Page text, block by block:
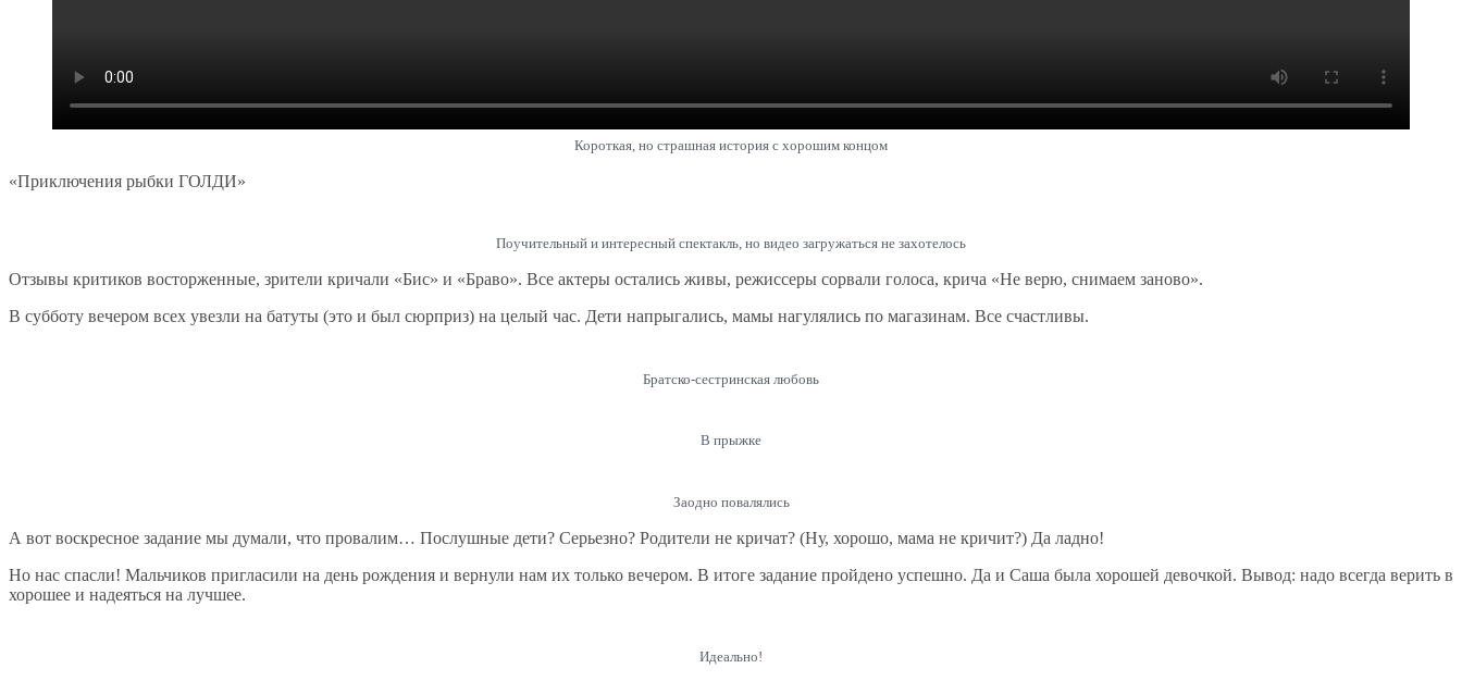
Короткая, но страшная история с хорошим концом
«Приключения рыбки ГОЛДИ»
Поучительный и интересный спектакль, но видео загружаться не захотелось
Отзывы критиков восторженные, зрители кричали «Бис» и «Браво». Все актеры остались живы, режиссеры сорвали голоса, крича «Не верю, снимаем заново».
В субботу вечером всех увезли на батуты (это и был сюрприз) на целый час. Дети напрыгались, мамы нагулялись по магазинам. Все счастливы.
Братско-сестринская любовь
В прыжке
Заодно повалялись
А вот воскресное задание мы думали, что провалим… Послушные дети? Серьезно? Родители не кричат? (Ну, хорошо, мама не кричит?) Да ладно!
Но нас спасли! Мальчиков пригласили на день рождения и вернули нам их только вечером. В итоге задание пройдено успешно. Да и Саша была хорошей девочкой. Вывод: надо всегда верить в
хорошее и надеяться на лучшее.
Идеально!